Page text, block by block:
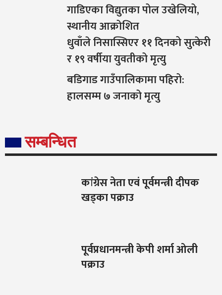
गाडिएका विद्युतका पोल उखेलियो,
स्थानीय आक्रोशित
धुवाँले निसास्सिएर ११ दिनको सुत्केरी
र १९ वर्षीया युवतीको मृत्यु
बडिगाड गाउँपालिकामा पहिरो:
हालसम्म ७ जनाको मृत्यु
सम्बन्धित
कांग्रेस नेता एवं पूर्वमन्त्री दीपक
खड्का पक्राउ
पूर्वप्रधानमन्त्री केपी शर्मा ओली
पक्राउ